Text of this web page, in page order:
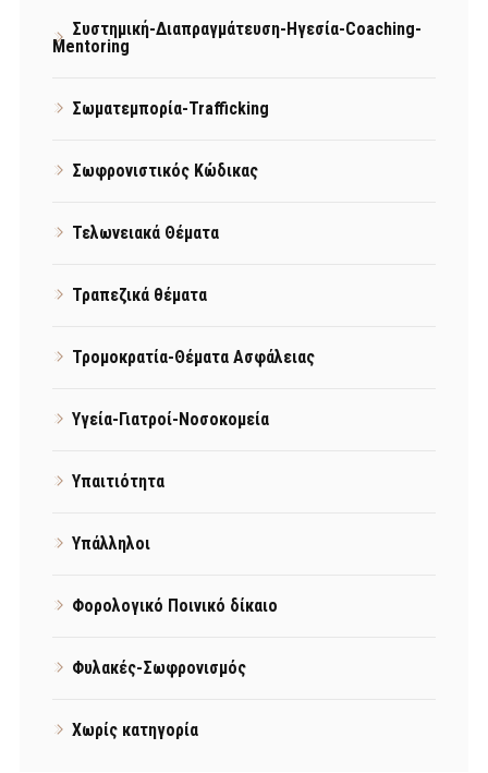
Συστημική-Διαπραγμάτευση-Ηγεσία-Coaching-
Mentoring
Σωματεμπορία-Trafficking
Σωφρονιστικός Κώδικας
Τελωνειακά Θέματα
Τραπεζικά θέματα
Τρομοκρατία-Θέματα Ασφάλειας
Υγεία-Γιατροί-Νοσοκομεία
Υπαιτιότητα
Υπάλληλοι
Φορολογικό Ποινικό δίκαιο
Φυλακές-Σωφρονισμός
Χωρίς κατηγορία